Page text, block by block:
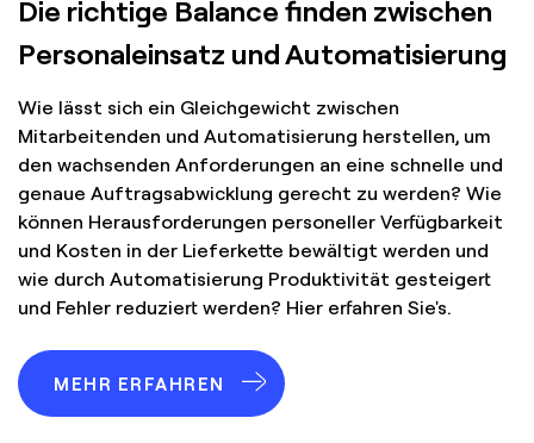
Die richtige Balance finden zwischen
Personaleinsatz und Automatisierung
Wie lässt sich ein Gleichgewicht zwischen
Mitarbeitenden und Automatisierung herstellen, um
den wachsenden Anforderungen an eine schnelle und
genaue Auftragsabwicklung gerecht zu werden? Wie
können Herausforderungen personeller Verfügbarkeit
und Kosten in der Lieferkette bewältigt werden und
wie durch Automatisierung Produktivität gesteigert
und Fehler reduziert werden? Hier erfahren Sie's.
MEHR ERFAHREN